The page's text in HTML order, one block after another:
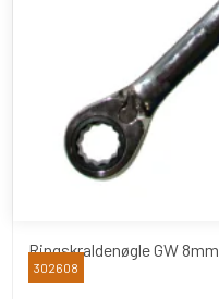
Ringskraldenøgle GW 8mm
BATO
302608